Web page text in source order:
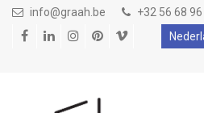
Overslaan en naar de inhoud gaan
info@graah.be
+32 56 68 96